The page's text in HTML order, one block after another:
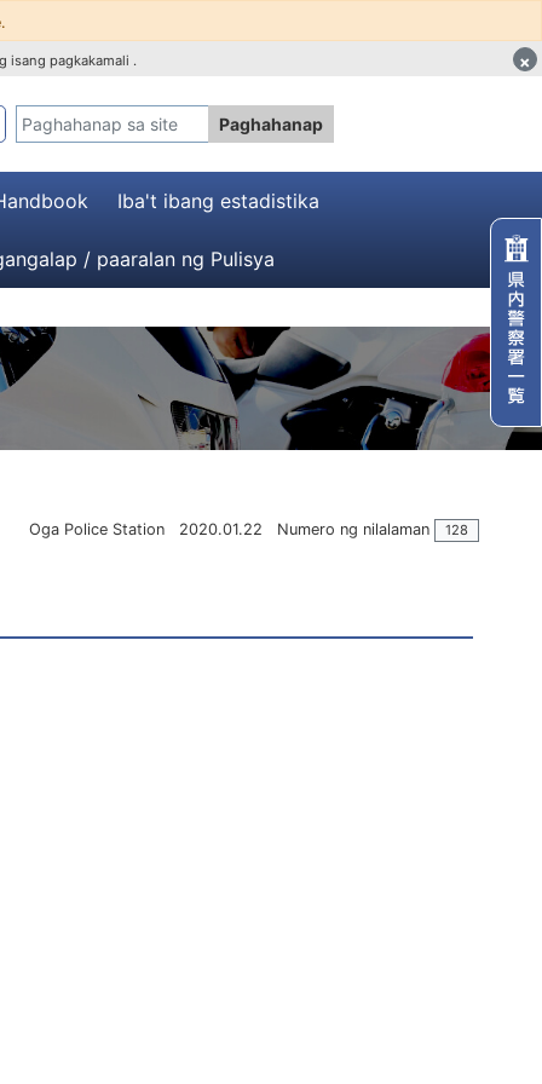
Paghahanap
isang pagkakamali . ×
Iba't ibang estadistika
/ paaralan ng Pulisya
Oga Police Station 2020.01.22 Numero ng nilalaman 128